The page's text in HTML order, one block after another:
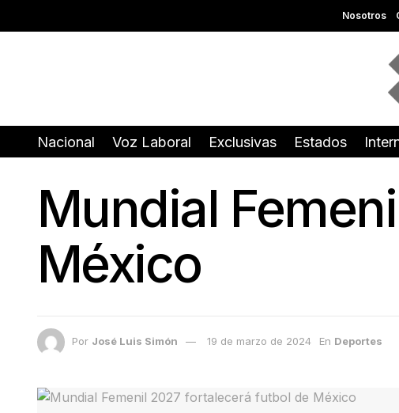
Nosotros
Nacional Voz Laboral Exclusivas Estados
Mundial
México
Por José Luis Simón 19 de marzo de 2024 En Deportes